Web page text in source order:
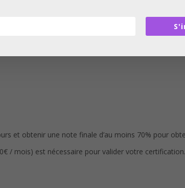
et obtenir une note finale d’au moins 70% pour
/ mois) est nécessaire pour valider votre certification.